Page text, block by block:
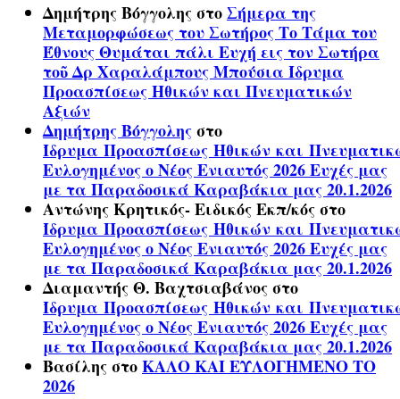
Δημήτρης ΒόγγοληςστοΣήμερα της
Μεταμορφώσεως του Σωτήρος Το Τάμα του
Έθνους Θυμάται πάλι Ευχή εις τον Σωτήρα
τοῦ Δρ Χαραλάμπους Μπούσια Ίδρυμα
Προασπίσεως Ηθικών και Πνευματικών
Αξιών
Δημήτρης Βόγγοληςστο
Ίδρυμα Προασπίσεως Ηθικών και
Ευλογημένος ο Νέος Ενιαυτός 2026 Ευχές μας
με τα Παραδοσικά Καραβάκια μας 20.1.2026
Αντώνης Κρητικός- Ειδικός Εκπ/κόςστο
Ίδρυμα Προασπίσεως Ηθικών και
Ευλογημένος ο Νέος Ενιαυτός 2026 Ευχές μας
με τα Παραδοσικά Καραβάκια μας 20.1.2026
Διαμαντής Θ. Βαχτσιαβάνοςστο
Ίδρυμα Προασπίσεως Ηθικών και
Ευλογημένος ο Νέος Ενιαυτός 2026 Ευχές μας
με τα Παραδοσικά Καραβάκια μας 20.1.2026
ΒασίληςστοΚΑΛΟ ΚΑΙ ΕΥΛΟΓΗΜΕΝΟ ΤΟ
2026